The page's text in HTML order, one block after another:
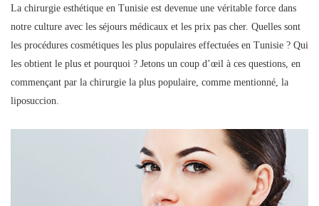
La chirurgie esthétique en Tunisie est devenue une véritable force dans
notre culture avec les séjours médicaux et les prix pas cher. Quelles sont
les procédures cosmétiques les plus populaires effectuées en Tunisie ? Qui
les obtient le plus et pourquoi ? Jetons un coup d’œil à ces questions, en
commençant par la chirurgie la plus populaire, comme mentionné, la
liposuccion.